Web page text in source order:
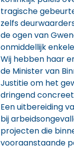
tragische
zelfs
de ogen van
onmiddellijk
Wij hebben haar
de Minister van
Justitie om het
dringend
Een uitbereiding
bij
projecten die
vooraanstaande